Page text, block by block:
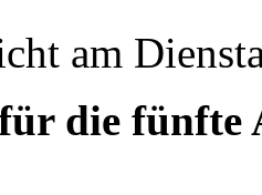
am
die fünfte